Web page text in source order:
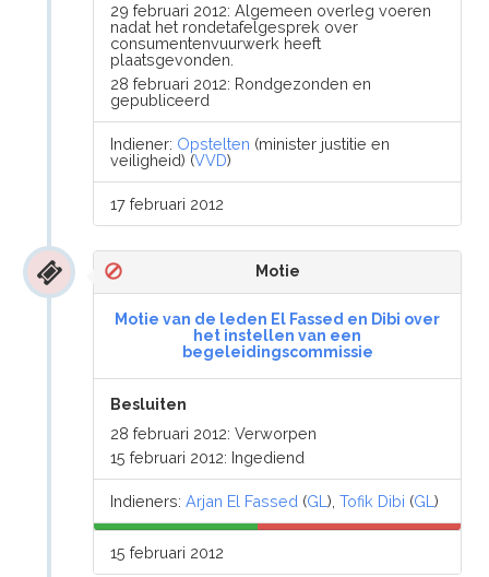
29 februari 2012: Algemeen overleg voeren
nadat het rondetafelgesprek over
consumentenvuurwerk heeft
plaatsgevonden.
28 februari 2012: Rondgezonden en
gepubliceerd
Indiener: Opstelten (minister justitie en
veiligheid) (VVD)
17 februari 2012
Motie
Motie van de leden El Fassed en Dibi over
het instellen van een
begeleidingscommissie
Besluiten
28 februari 2012: Verworpen
15 februari 2012: Ingediend
Indieners:Arjan El Fassed (GL),Tofik Dibi (GL)
15 februari 2012